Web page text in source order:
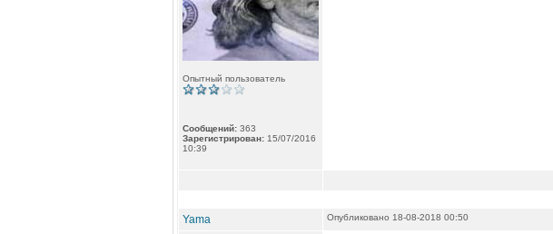
Опытный пользователь
Сообщений: 363
Зарегистрирован: 15/07/2016
10:39
Yama Опубликовано 18-08-2018 00:50